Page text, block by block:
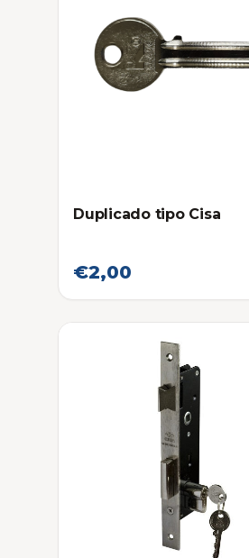
Duplicado tipo Cisa
€2,00